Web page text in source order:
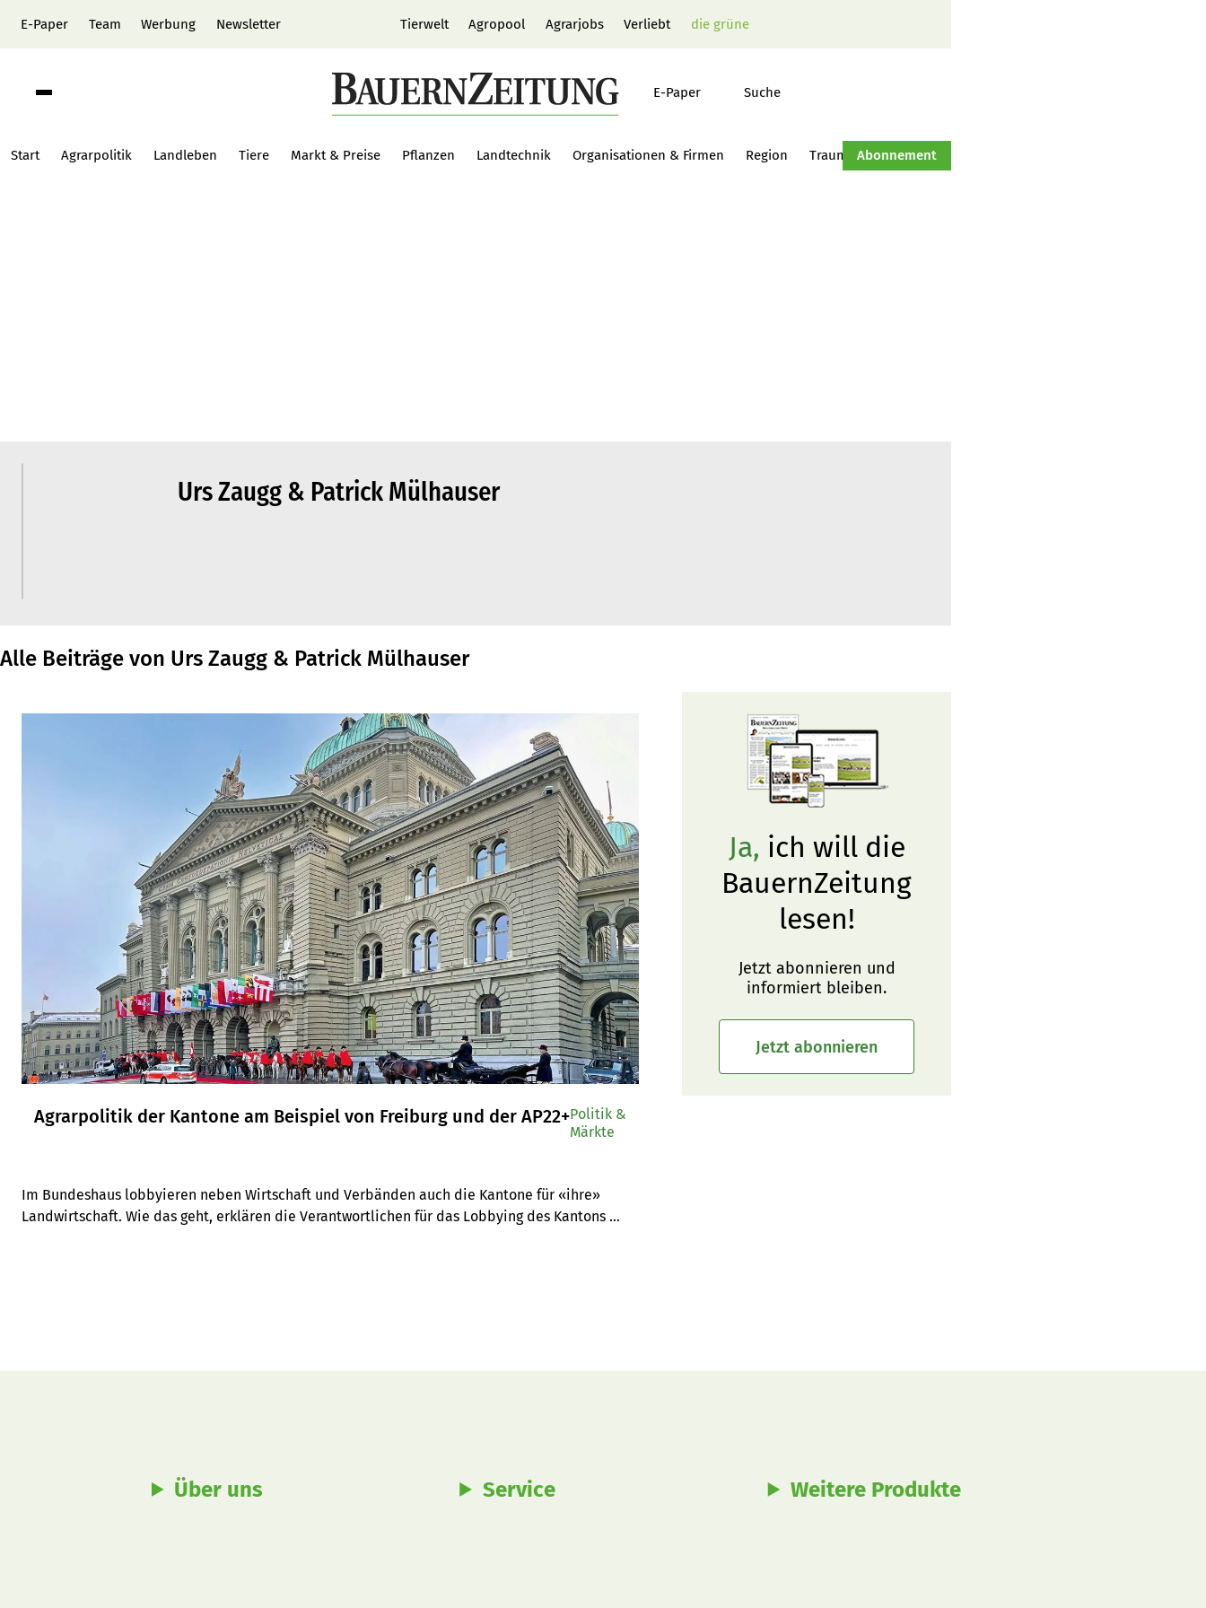
E-Paper Team Werbung Newsletter Tierwelt Agropool Agrarjobs Verliebt die grüne
E-Paper Suche
Start Agrarpolitik Landleben Tiere Markt & Preise Pflanzen Landtechnik Organisationen & Firmen Region Traumtraktor Hof-Management
Abonnement
Urs Zaugg & Patrick Mülhauser
Alle Beiträge von Urs Zaugg & Patrick Mülhauser
Agrarpolitik der Kantone am Beispiel von Freiburg und der AP22+
Im Bundeshaus lobbyieren neben Wirtschaft und Verbänden auch die Kantone für «ihre»
Landwirtschaft. Wie das geht, erklären die Verantwortlichen für das Lobbying des Kantons
Politik &
Märkte
Ja, ich will die
BauernZeitung
lesen!
Jetzt abonnieren und
informiert bleiben.
Jetzt abonnieren
Über uns Service Weitere Produkte